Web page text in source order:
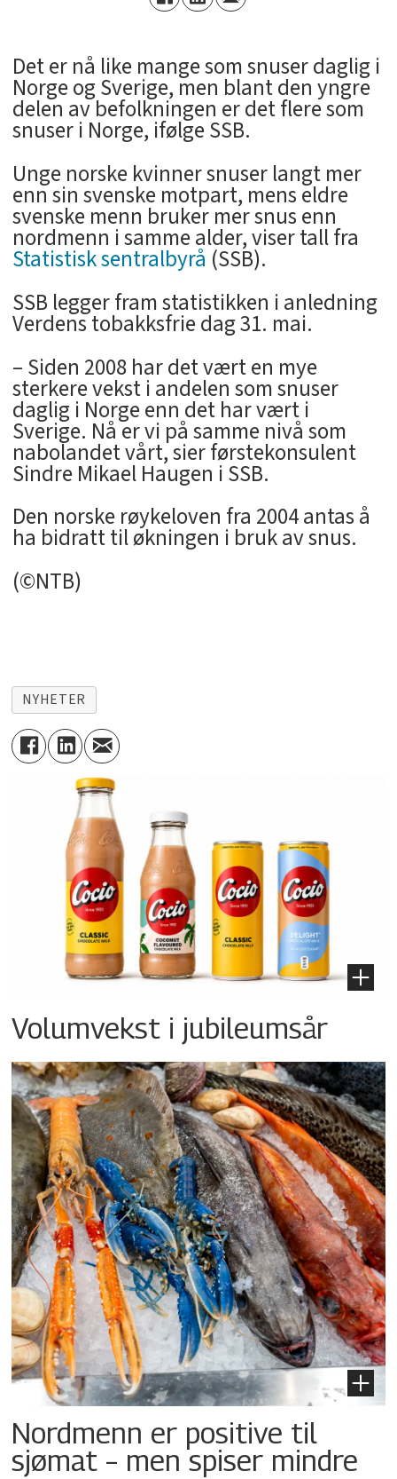
Det er nå like mange som snuser daglig i
Norge og Sverige, men blant den yngre
delen av befolkningen er det flere som
snuser i Norge, ifølge SSB.
Unge norske kvinner snuser langt mer
enn sin svenske motpart, mens eldre
svenske menn bruker mer snus enn
nordmenn i samme alder, viser tall fra
Statistisk sentralbyrå (SSB).
SSB legger fram statistikken i anledning
Verdens tobakksfrie dag 31. mai.
– Siden 2008 har det vært en mye
sterkere vekst i andelen som snuser
daglig i Norge enn det har vært i
Sverige. Nå er vi på samme nivå som
nabolandet vårt, sier førstekonsulent
Sindre Mikael Haugen i SSB.
Den norske røykeloven fra 2004 antas å
ha bidratt til økningen i bruk av snus.
(©NTB)
NYHETER
Volumvekst i jubileumsår
Nordmenn er positive til
sjømat – men spiser mindre